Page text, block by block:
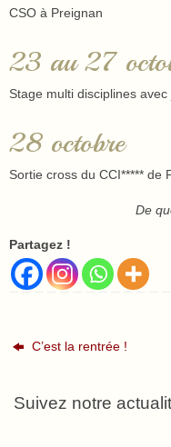
CSO à Preignan
23 au 27
Stage multi disciplines
28 octobre
Sortie cross du CCI***** de
De
Partagez !
C’est la rentrée !
Suivez notre